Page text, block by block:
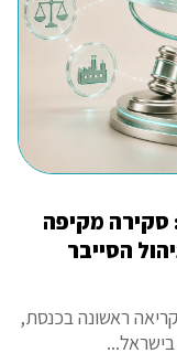
הגנת הסייבר הלאומית 2026: סקירה מקיפה
הסייבר
ראשונה בכנסת,